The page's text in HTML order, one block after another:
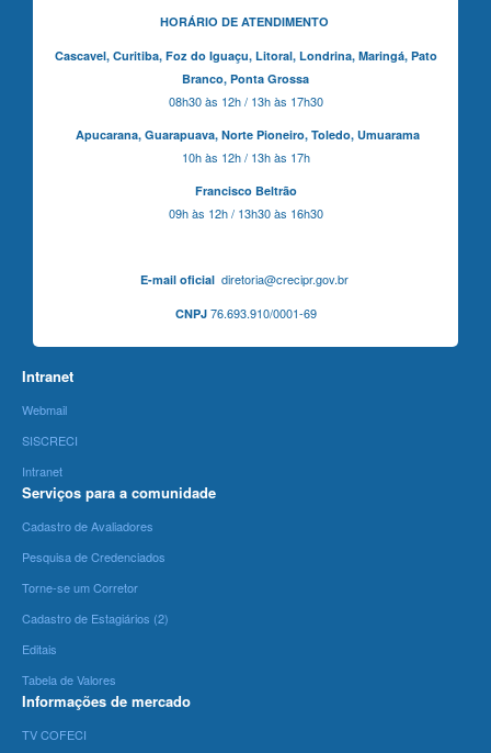
HORÁRIO DE ATENDIMENTO
Cascavel, Curitiba,Foz do Iguaçu, Litoral, Londrina, Maringá, Pato
Branco, Ponta Grossa
08h30 às 12h / 13h às 17h30
Apucarana, Guarapuava, Norte Pioneiro, Toledo, Umuarama
10h às 12h / 13h às 17h
Francisco Beltrão
09h às 12h / 13h30 às 16h30
E-mail oficialdiretoria@crecipr.gov.br
CNPJ76.693.910/0001-69
Intranet
Webmail
SISCRECI
Intranet
Serviços para a comunidade
Cadastro de Avaliadores
Pesquisa de Credenciados
Torne-se um Corretor
Cadastro de Estagiários (2)
Editais
Tabela de Valores
Informações de mercado
TV COFECI